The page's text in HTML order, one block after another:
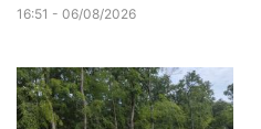
16:51 - 06/08/2026